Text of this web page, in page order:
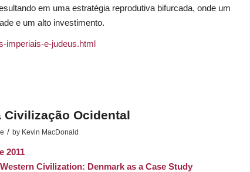
em uma estratégia reprodutiva bifurcada, onde um
e um alto investimento.
imperiais-e-judeus.html
Ocidental
/ by Kevin MacDonald
2011
Civilization: Denmark as a Case Study